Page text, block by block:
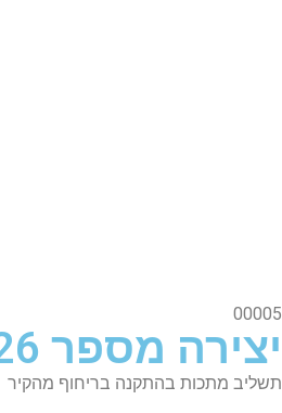
00005
יצירה מספר 26
תשליב מתכות בהתקנה בריחוף מהקיר